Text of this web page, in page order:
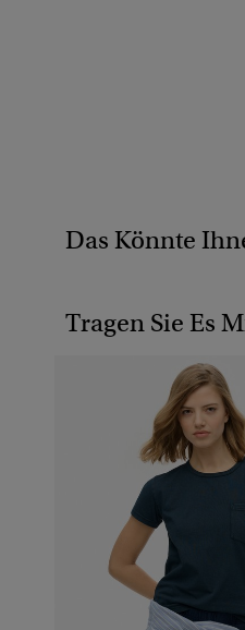
Das Könnte
Tragen Sie Es